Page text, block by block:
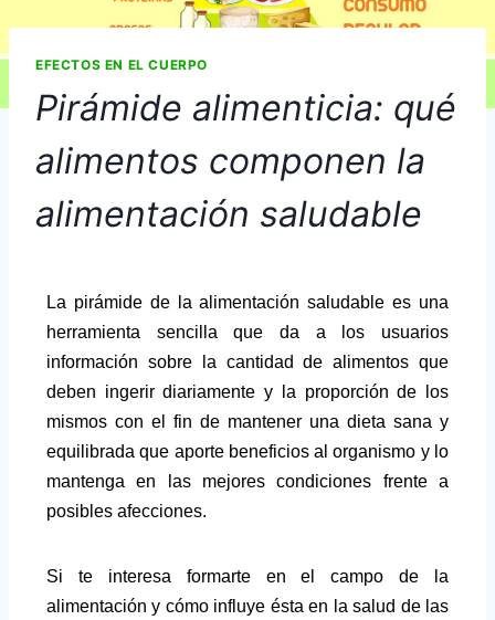
EFECTOS EN EL CUERPO
Pirámide alimenticia: qué
alimentos componen la
alimentación saludable
La pirámide de la alimentación saludable es una
herramienta sencilla que da a los usuarios
información sobre la cantidad de alimentos que
deben ingerir diariamente y la proporción de los
mismos con el fin de mantener una dieta sana y
equilibrada que aporte beneficios al organismo y lo
mantenga en las mejores condiciones frente a
posibles afecciones.
Si te interesa formarte en el campo de la
alimentación y cómo influye ésta en la salud de las